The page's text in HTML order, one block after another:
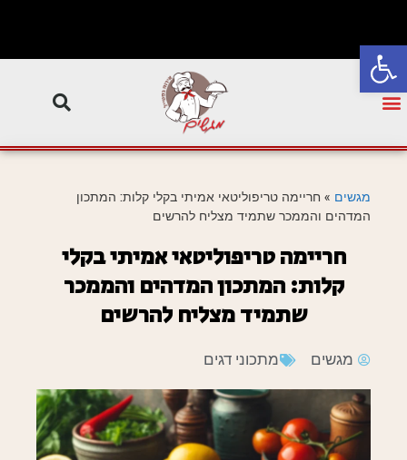
פתח סרגל נגישות
מגשים » חריימה טריפוליטאי אמיתי בקלי קלות: המתכון
המדהים והממכר שתמיד מצליח להרשים
חריימה טריפוליטאי אמיתי בקלי
קלות: המתכון המדהים והממכר
שתמיד מצליח להרשים
מגשים מתכוני דגים